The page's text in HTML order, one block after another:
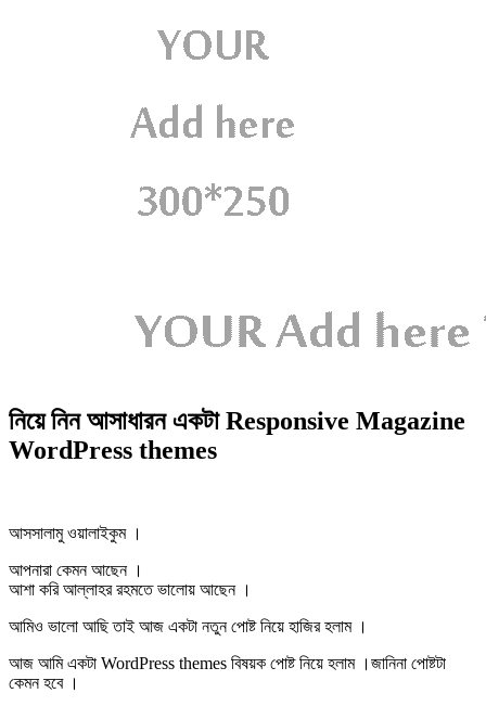
নিয়ে নিন আসাধারন একটা Responsive Magazine
WordPress themes
আসসালামু ওয়ালাইকুম ।
আপনারা কেমন আছেন ।
আশা করি আল্লাহর রহমতে ভালোয় আছেন ।
আমিও ভালো আছি তাই আজ একটা নতুন পোষ্ট নিয়ে হাজির হলাম ।
আজ আমি একটা WordPress themes বিষয়ক পোষ্ট নিয়ে হলাম ।জানিনা পোষ্টটা
কেমন হবে ।